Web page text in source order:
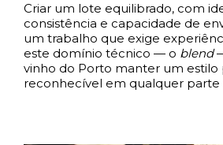
Criar um lote equilibrado, com
consistência e capacidade de
um trabalho que exige
este domínio técnico — o blend
vinho do Porto manter um estilo
reconhecível em qualquer parte